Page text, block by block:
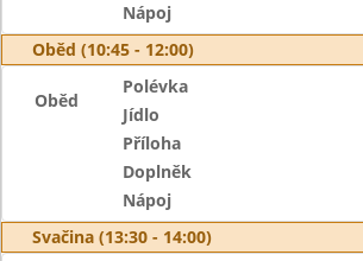
Nápoj
Oběd (10:45 - 12:00)
Oběd
Polévka
Jídlo
Příloha
Doplněk
Nápoj
Svačina (13:30 - 14:00)